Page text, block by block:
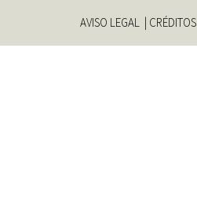
AVISO LEGAL CRÉDITOS